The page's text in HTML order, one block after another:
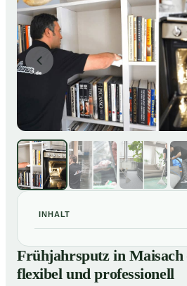
INHALT
01 Frühjahrsputz in Maisach –
professionell
Frühjahrsputz in Maisach
flexibel und professionell